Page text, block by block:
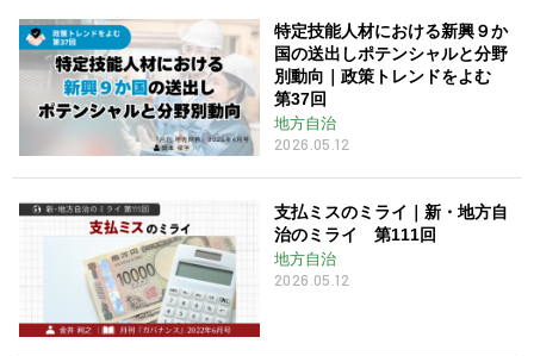
特定技能人材における新興９か
国の送出しポテンシャルと分野
別動向｜政策トレンドをよむ
第37回
地方自治
2026.05.12
支払ミスのミライ｜新・地方自
治のミライ 第111回
地方自治
2026.05.12